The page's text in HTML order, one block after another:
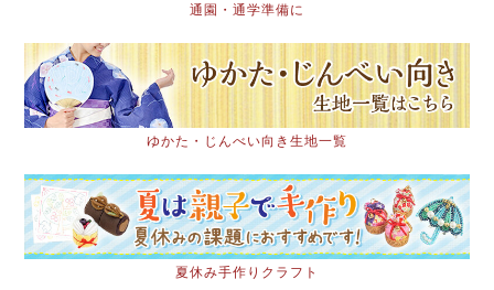
通園・通学準備に
ゆかた・じんべい向き生地一覧
夏休み手作りクラフト